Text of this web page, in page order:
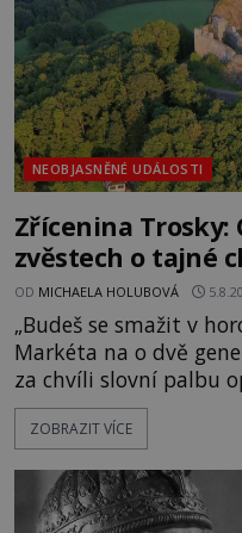
NEOBJASNĚNÉ UDÁLOSTI
Zřícenina Trosky:
zvěstech o tajné
OD MICHAELA HOLUBOVÁ
„Budeš se smažit v
Markéta na o dvě
za chvíli slovní palbu
katolička, druhá
nich se usídlí na jedné
mezi vůdce
skutečně jistou
ZOBRAZIT VÍCE